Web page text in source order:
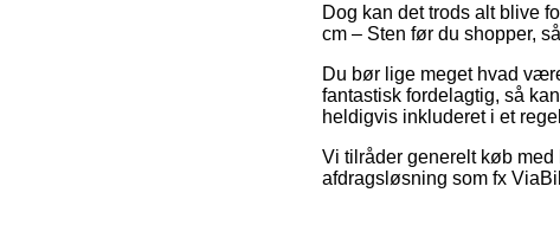
Dog kan det trods alt blive
cm – Sten før du shopper,
Du bør lige meget hvad
fantastisk fordelagtig, så
heldigvis inkluderet i et
Vi tilråder generelt køb
afdragsløsning som fx